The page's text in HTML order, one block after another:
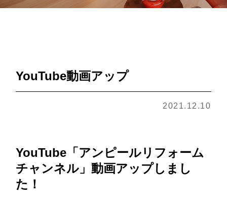
YouTube動画アップ
2021.12.10
YouTube「アンピールリフォーム
チャンネル」動画アップしまし
た！